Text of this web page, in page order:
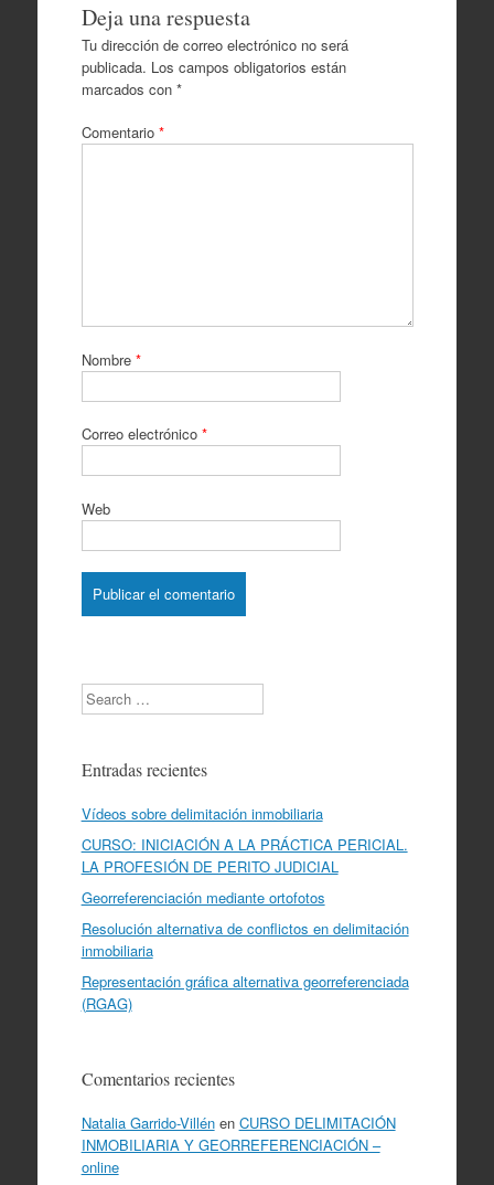
Deja una respuesta
Tu dirección de correo electrónico no será
publicada. Los campos obligatorios están
marcados con *
Comentario *
Nombre *
Correo electrónico *
Web
Search
Entradas recientes
Vídeos sobre delimitación inmobiliaria
CURSO: INICIACIÓN A LA PRÁCTICA PERICIAL.
LA PROFESIÓN DE PERITO JUDICIAL
Georreferenciación mediante ortofotos
Resolución alternativa de conflictos en delimitación
inmobiliaria
Representación gráfica alternativa georreferenciada
(RGAG)
Comentarios recientes
Natalia Garrido-Villénen CURSO DELIMITACIÓN
INMOBILIARIA Y GEORREFERENCIACIÓN –
online